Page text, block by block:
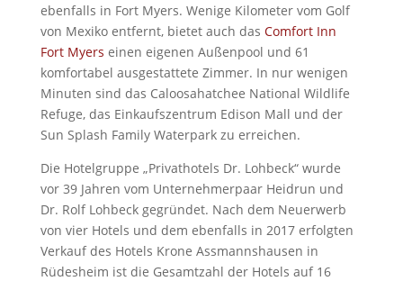
ebenfalls in Fort Myers. Wenige Kilometer vom Golf
von Mexiko entfernt, bietet auch das Comfort Inn
Fort Myers einen eigenen Außenpool und 61
komfortabel ausgestattete Zimmer. In nur wenigen
Minuten sind das Caloosahatchee National Wildlife
Refuge, das Einkaufszentrum Edison Mall und der
Sun Splash Family Waterpark zu erreichen.
Die Hotelgruppe „Privathotels Dr. Lohbeck“ wurde
vor 39 Jahren vom Unternehmerpaar Heidrun und
Dr. Rolf Lohbeck gegründet. Nach dem Neuerwerb
von vier Hotels und dem ebenfalls in 2017 erfolgten
Verkauf des Hotels Krone Assmannshausen in
Rüdesheim ist die Gesamtzahl der Hotels auf 16